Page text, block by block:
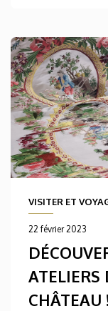
VISITER ET
22 février 2023
ATELIERS
CHÂTEAU !